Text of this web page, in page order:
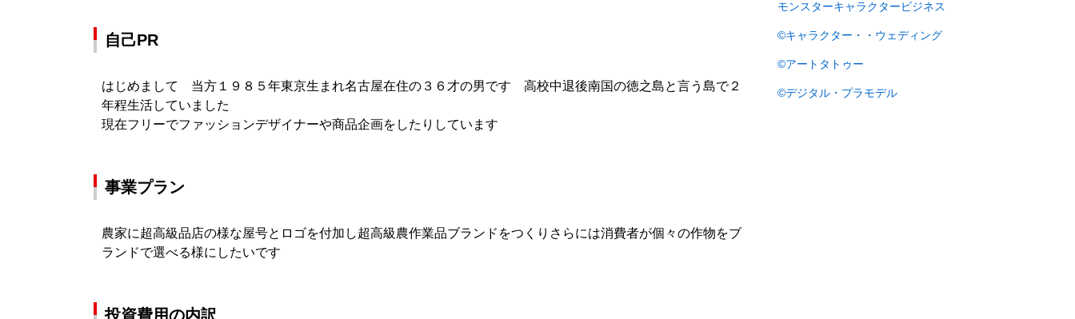
自己PR
はじめまして 当方１９８５年東京生まれ名古屋在住の３６才の男です 高校中退後南国の徳之島と言う島で２
年程生活していました
現在フリーでファッションデザイナーや商品企画をしたりしています
事業プラン
農家に超高級品店の様な屋号とロゴを付加し超高級農作業品ブランドをつくりさらには消費者が個々の作物をブ
ランドで選べる様にしたいです
投資費用の内訳
モンスターキャラクタービジネス
©︎キャラクター・・ウェディング
©︎アートタトゥー
©︎デジタル・プラモデル